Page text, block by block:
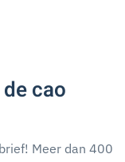
cao
Meer dan 400